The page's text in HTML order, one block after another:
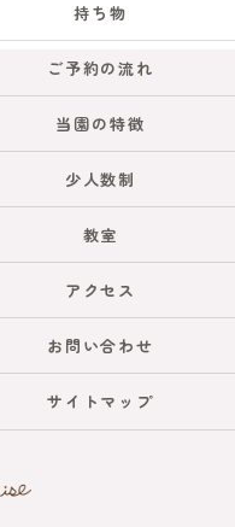
持ち物
ご予約の流れ
当園の特徴
少人数制
教室
アクセス
お問い合わせ
サイトマップ